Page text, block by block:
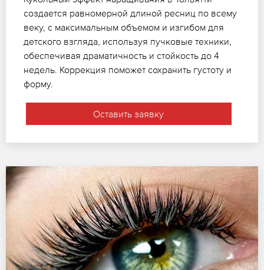
создается равномерной длиной ресниц по всему
веку, с максимальным объемом и изгибом для
детского взгляда, используя пучковые техники,
обеспечивая драматичность и стойкость до 4
недель. Коррекция поможет сохранить густоту и
форму.
Оставить заявку